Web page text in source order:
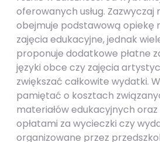
oferowanych usług. Zazwyczaj
obejmuje podstawową opiekę
zajęcia edukacyjne, jednak
proponuje dodatkowe płatne
języki obce czy zajęcia
zwiększać całkowite wydatki.
pamiętać o kosztach
materiałów edukacyjnych
opłatami za wycieczki czy
organizowane przez